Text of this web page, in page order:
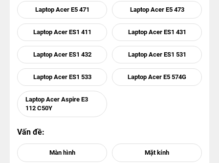
Laptop Acer E5 471 Laptop Acer E5 473
Laptop Acer ES1 411 Laptop Acer ES1 431
Laptop Acer ES1 432 Laptop Acer ES1 531
Laptop Acer ES1 533 Laptop Acer E5 574G
Laptop Acer Aspire E3
112 C50Y
Vấn đề: